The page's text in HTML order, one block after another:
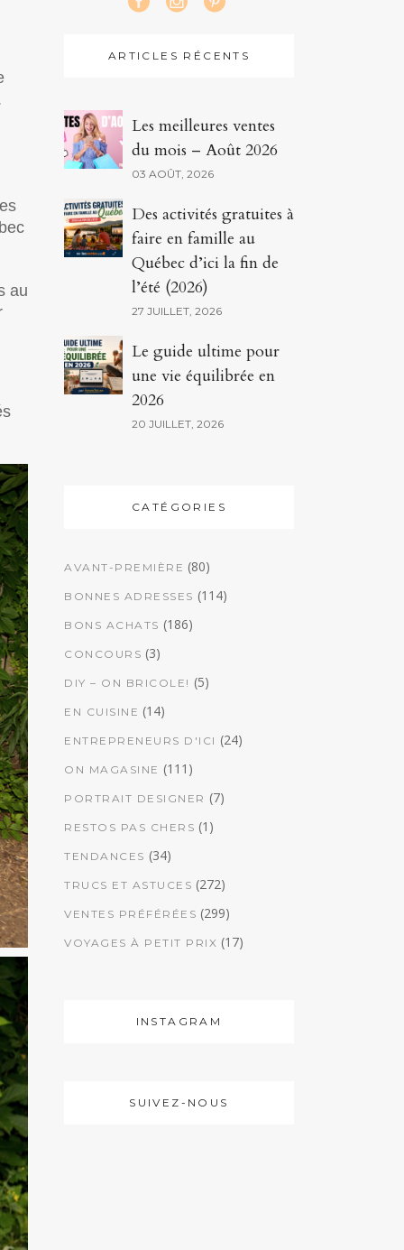
au
ARTICLES RÉCENTS
Les meilleures ventes
du mois – Août 2026
03 AOÛT, 2026
Des activités gratuites à
faire en famille au
Québec d’ici la fin de
l’été (2026)
27 JUILLET, 2026
Le guide ultime pour
une vie équilibrée en
2026
20 JUILLET, 2026
CATÉGORIES
AVANT-PREMIÈRE (80)
BONNES ADRESSES (114)
BONS ACHATS (186)
CONCOURS (3)
DIY – ON BRICOLE! (5)
EN CUISINE (14)
ENTREPRENEURS D'ICI (24)
ON MAGASINE (111)
PORTRAIT DESIGNER (7)
RESTOS PAS CHERS (1)
TENDANCES (34)
TRUCS ET ASTUCES (272)
VENTES PRÉFÉRÉES (299)
VOYAGES À PETIT PRIX (17)
INSTAGRAM
SUIVEZ-NOUS